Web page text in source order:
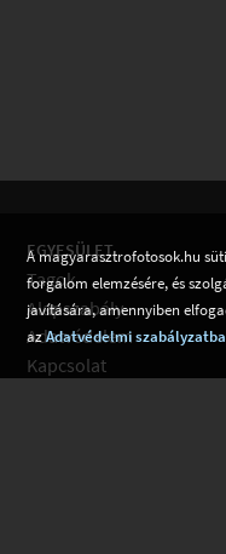
EGYESÜLET
Tagok
Alapszabály
Adatvédelem
Kapcsolat
A magyarasztrofotosok.hu
forgalom elemzésére, és
javítására, amennyiben
azAdatvédelmi